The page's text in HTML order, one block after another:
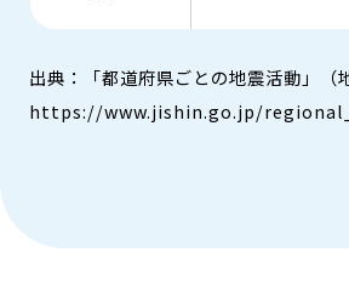
出典：「都道府県ごとの地震活動」（
https://www.jishin.go.jp/